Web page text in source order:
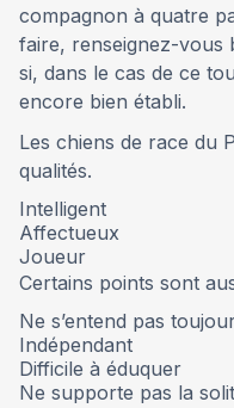
compagnon à quatre
faire, renseignez-vous
si, dans le cas de ce
encore bien établi.
Les chiens de race du
qualités.
Intelligent
Affectueux
Joueur
Certains points sont
Ne s’entend pas
Indépendant
Difficile à éduquer
Ne supporte pas la